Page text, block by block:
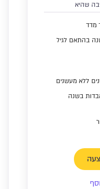
שהיא
מדד
בהתאם לגיל
ללא מעשנים
בשנה